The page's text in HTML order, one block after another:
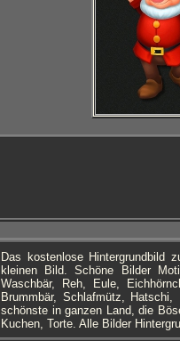
Das kostenlose Hintergrundbild
kleinen Bild. Schöne Bilder
Waschbär, Reh, Eule,
Brummbär, Schlafmütz,
schönste in ganzen Land, die
Kuchen, Torte. Alle Bilder